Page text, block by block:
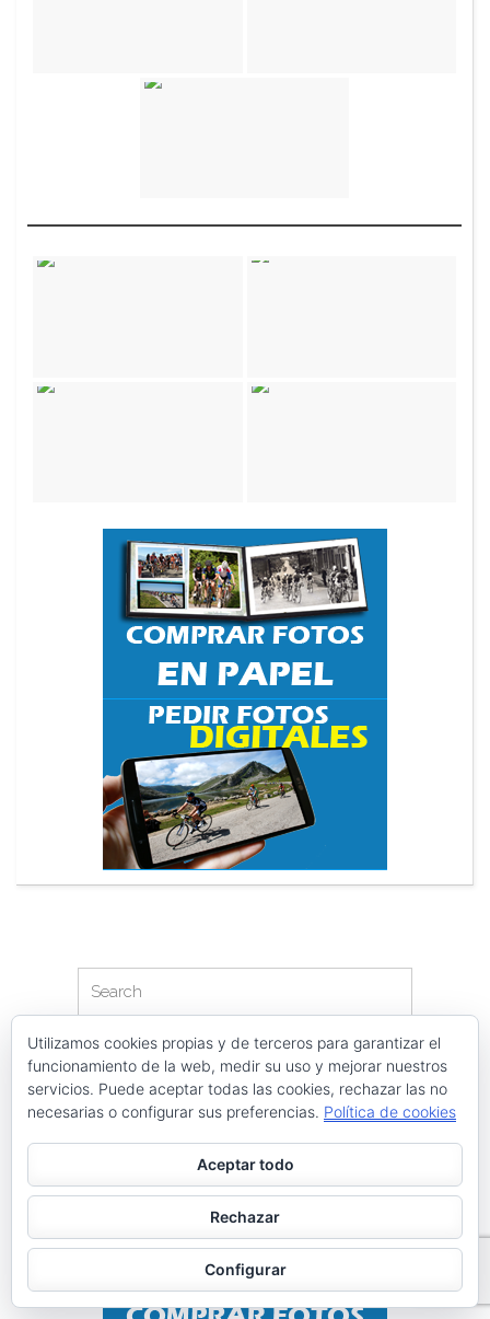
for:
Search
PÁGINAS
Archivos
Política de privacidad
Utilizamos cookies propias y de terceros para garantizar el
funcionamiento de la web, medir su uso y mejorar nuestros
servicios. Puede aceptar todas las cookies, rechazar las no
necesarias o configurar sus preferencias. Política de cookies
Aceptar todo
Rechazar
Configurar